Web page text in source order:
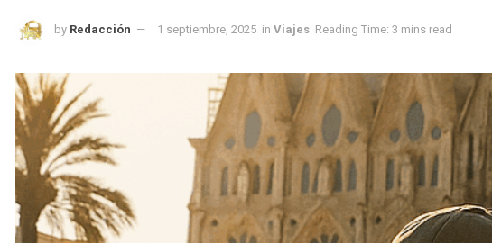
by Redacción 1 septiembre, 2025 in Viajes Reading Time: 3 mins read